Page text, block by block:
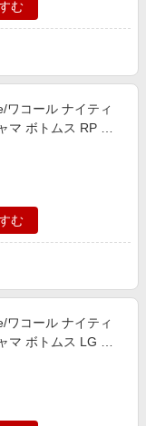
む
ワコール ナイティ
マ ボトムス RP ル
む
ワコール ナイティ
マ ボトムス LG ル